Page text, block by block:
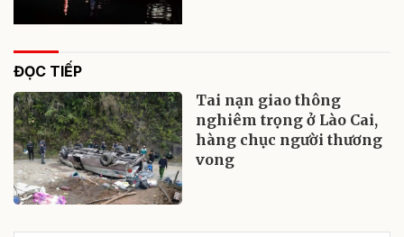
ĐỌC TIẾP
Tai nạn giao thông
nghiêm trọng ở Lào Cai,
hàng chục người thương
vong